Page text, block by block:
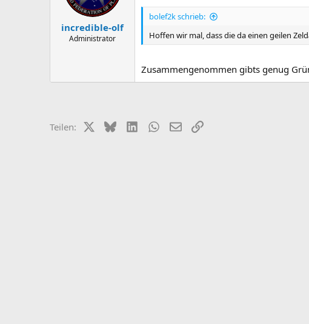
incredible-olf
Administrator
bolef2k schrieb:
Hoffen wir mal, dass die da einen geilen
Zusammengenommen gibts genug
Teilen: X (Twitter)
BlueskyLinkedInWhatsApp
E-MailLink